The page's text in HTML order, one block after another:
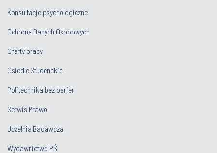
Konsultacje psychologiczne
Ochrona Danych Osobowych
Oferty pracy
Osiedle Studenckie
Politechnika bez barier
Serwis Prawo
Uczelnia Badawcza
Wydawnictwo PŚ